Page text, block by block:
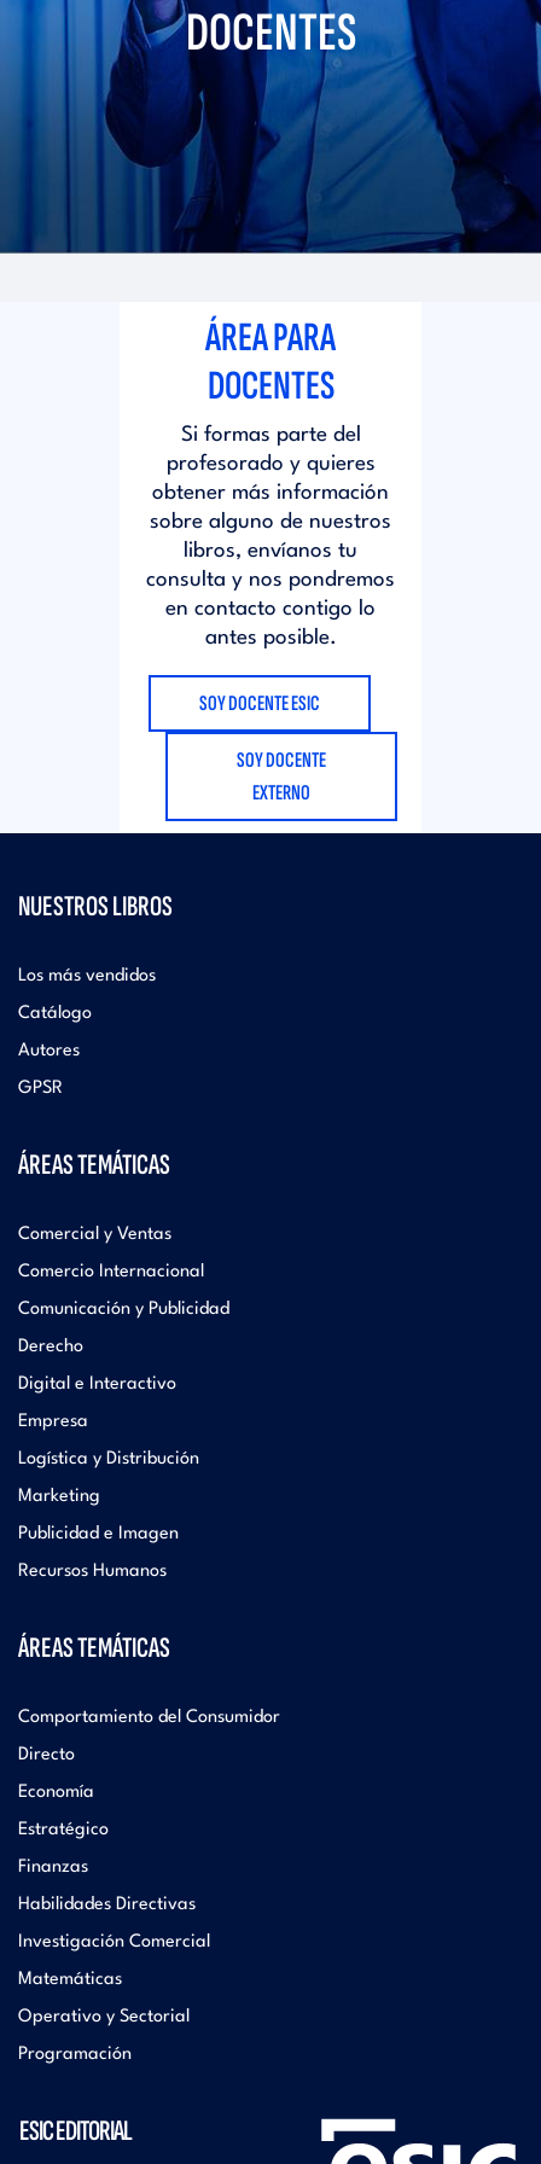
i
o
t
DOCENTES
ÁREA PARA
DOCENTES
Si formas parte del
profesorado y quieres
obtener más información
sobre alguno de nuestros
libros, envíanos tu
consulta y nos pondremos
en contacto contigo lo
antes posible.
SOY DOCENTE ESIC
SOY DOCENTE
EXTERNO
NUESTROS LIBROS
Los más vendidos
Catálogo
Autores
GPSR
ÁREAS TEMÁTICAS
Comercial y Ventas
Comercio Internacional
Comunicación y Publicidad
Derecho
Digital e Interactivo
Empresa
Logística y Distribución
Marketing
Publicidad e Imagen
Recursos Humanos
ÁREAS TEMÁTICAS
Comportamiento del Consumidor
Directo
Economía
Estratégico
Finanzas
Habilidades Directivas
Investigación Comercial
Matemáticas
Operativo y Sectorial
Programación
ESIC EDITORIAL